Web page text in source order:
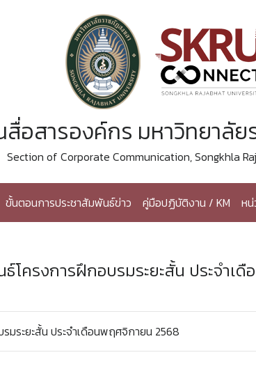
สื่อสารองค์กร มหาวิทยาลั
Section of Corporate Communication, Songkhla
ขั้นตอนการประชาสัมพันธ์ข่าว คู่มือปฏิบัติงาน / KM ห
โครงการฝึกอบรมระยะสั้น ประจำเ
มระยะสั้น ประจำเดือนพฤศจิกายน 2568